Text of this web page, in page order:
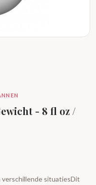
- 8 fl oz /
verschillende situatiesDit